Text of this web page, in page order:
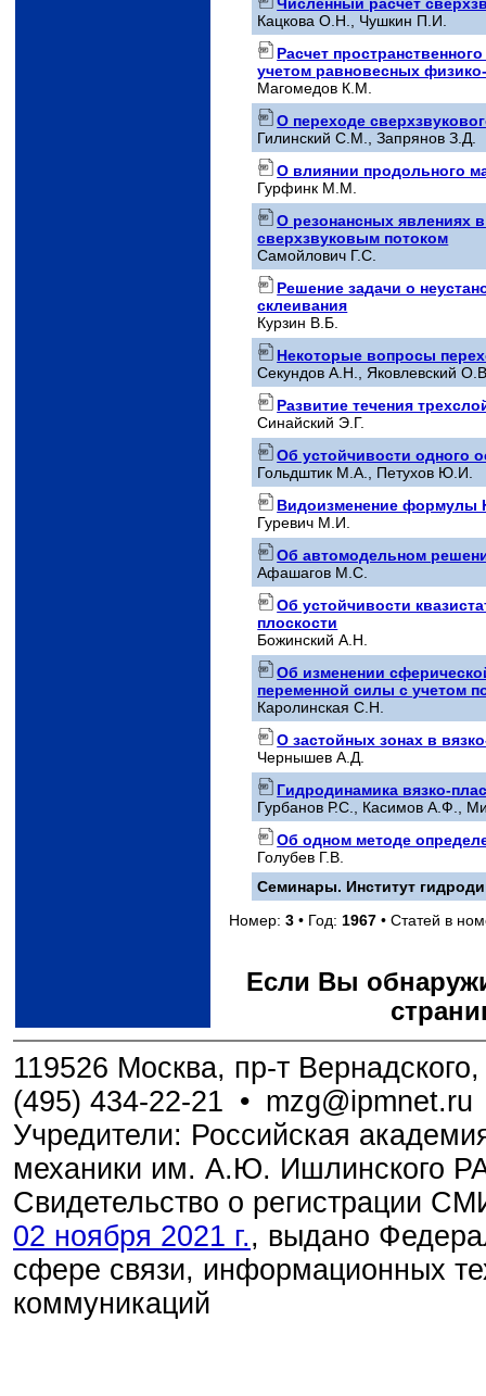
Кацкова О.Н., Чушкин П.И.
Расчет
учетом равновесных
Магомедов К.М.
О переходе
Гилинский С.М., Запрянов З.Д.
О влиянии продольного
Гурфинк М.М.
О резонансных явлениях
сверхзвуковым потоком
Самойлович Г.С.
Решение задачи о
склеивания
Курзин B.Б.
Некоторые вопросы
Секундов А.Н., Яковлевский
Развитие течения
Синайский Э.Г.
Об устойчивости одного
Гольдштик М.А., Петухов Ю.И.
Видоизменение формулы
Гуревич М.И.
Об автомодельном
Афашагов М.С.
Об устойчивости
плоскости
Божинский А.Н.
Об изменении
переменной силы с учетом
Каролинская C.Н.
О застойных зонах в
Чернышев А.Д.
Гидродинамика вязко-
Гурбанов Р.С., Касимов А.Ф.,
Об одном методе
Голубев Г.В.
Семинары. Институт
Номер:3 • Год: 1967 • Статей в
Если Вы
119526 Москва, пр-т
(495) 434-22-21 • mzg@ipmnet.ru
Учредители: Российская
механики им. А.Ю. Ишлинского
Свидетельство о регистрации
02 ноября 2021 г., выдано
сфере связи, информационных
коммуникаций